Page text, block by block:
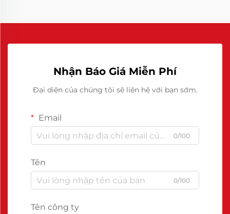
Nhận Báo Giá Miễn Phí
Đại diện của chúng tôi sẽ liên hệ với bạn sớm.
Email
0/100
Tên
0/100
Tên công ty